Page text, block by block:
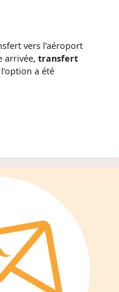
vers l’aéroport
arrivée, transfert
a été